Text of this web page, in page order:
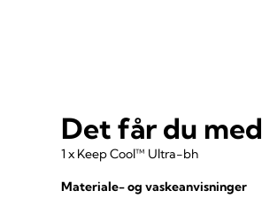
Det får du med
1 x Keep Cool™ Ultra-bh
Materiale- og vaskeanvisninger